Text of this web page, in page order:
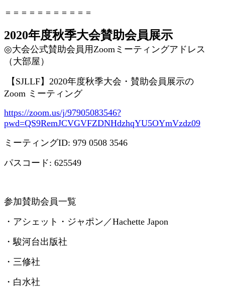
＝＝＝＝＝＝＝＝＝＝＝
2020年度秋季大会賛助会員展示
◎大会公式賛助会員用Zoom ミーティングアドレス
（大部屋）
【 SJLLF】 2020年度秋季大会・賛助会員展示の
Zoom ミーティング
https://zoom.us/j/97905083546?
pwd=QS9RemJCVGVFZDNHdzhqYU5OYmVzdz09
ミーティングID: 979 0508 3546
パスコード: 625549
参加賛助会員一覧
・アシェット・ジャポン／Hachette Japon
・駿河台出版社
・三修社
・白水社